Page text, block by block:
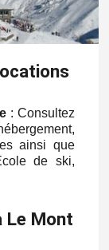
: Consultez
ainsi que
de ski,
Le Mont